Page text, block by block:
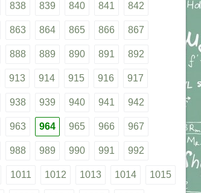
838 839 840 841 842
863 864 865 866 867
888 889 890 891 892
913 914 915 916 917
938 939 940 941 942
963 964 965 966 967
988 989 990 991 992
1011 1012 1013 1014 1015